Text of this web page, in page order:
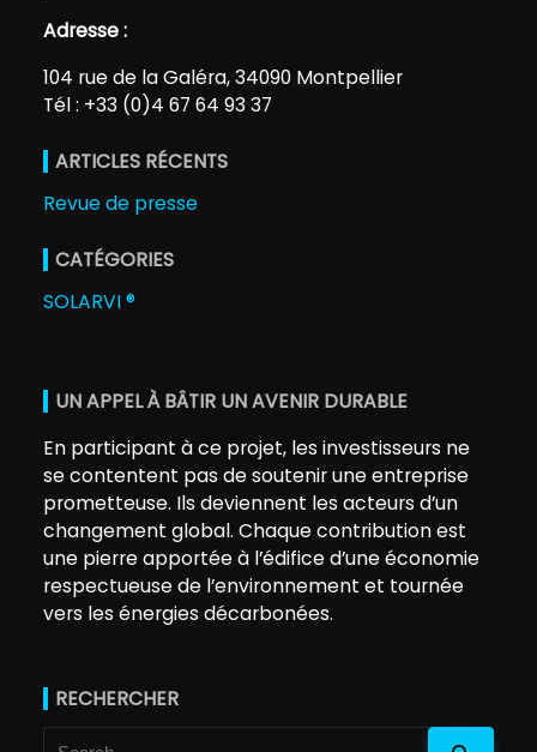
Adresse :
104 rue de la Galéra, 34090 Montpellier
Tél : +33 (0)4 67 64 93 37
ARTICLES RÉCENTS
Revue de presse
CATÉGORIES
SOLARVI ®
UN APPEL À BÂTIR UN AVENIR DURABLE
En participant à ce projet, les investisseurs ne
se contentent pas de soutenir une entreprise
prometteuse. Ils deviennent les acteurs d’un
changement global. Chaque contribution est
une pierre apportée à l’édifice d’une économie
respectueuse de l’environnement et tournée
vers les énergies décarbonées.
RECHERCHER
Search